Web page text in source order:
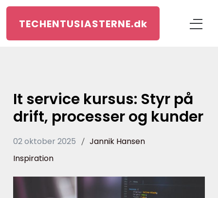
TECHENTUSIASTERNE.dk
It service kursus: Styr på
drift, processer og kunder
02 oktober 2025
Jannik Hansen
Inspiration